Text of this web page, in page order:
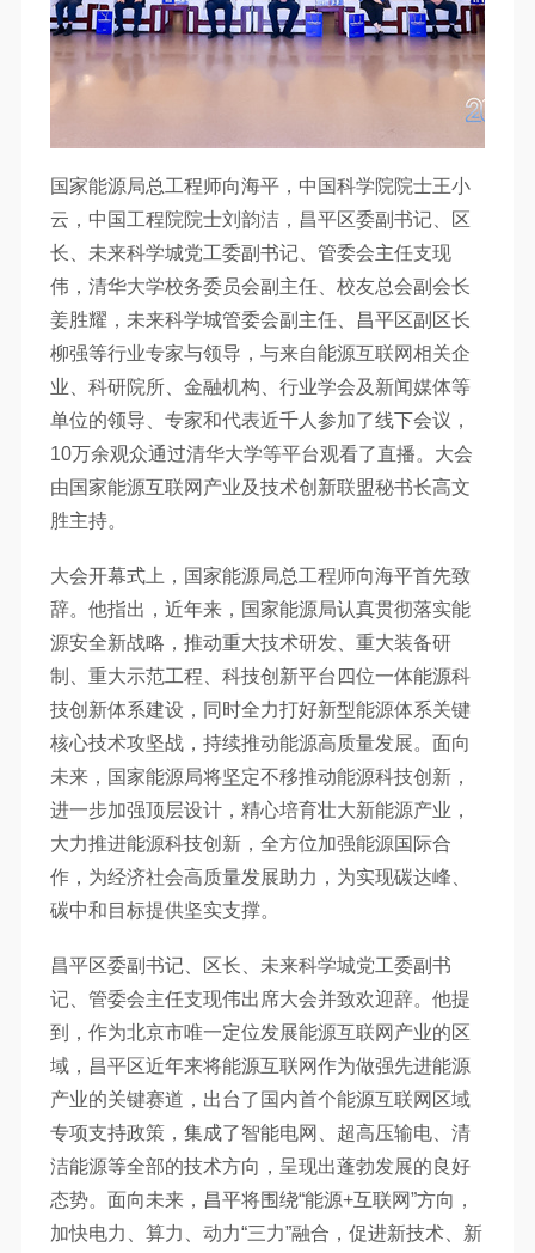
国家能源局总工程师向海平，中国科学院院士王小
云，中国工程院院士刘韵洁，昌平区委副书记、区
长、未来科学城党工委副书记、管委会主任支现
伟，清华大学校务委员会副主任、校友总会副会长
姜胜耀，未来科学城管委会副主任、昌平区副区长
柳强等行业专家与领导，与来自能源互联网相关企
业、科研院所、金融机构、行业学会及新闻媒体等
单位的领导、专家和代表近千人参加了线下会议，
10万余观众通过清华大学等平台观看了直播。大会
由国家能源互联网产业及技术创新联盟秘书长高文
胜主持。
大会开幕式上，国家能源局总工程师向海平首先致
辞。他指出，近年来，国家能源局认真贯彻落实能
源安全新战略，推动重大技术研发、重大装备研
制、重大示范工程、科技创新平台四位一体能源科
技创新体系建设，同时全力打好新型能源体系关键
核心技术攻坚战，持续推动能源高质量发展。面向
未来，国家能源局将坚定不移推动能源科技创新，
进一步加强顶层设计，精心培育壮大新能源产业，
大力推进能源科技创新，全方位加强能源国际合
作，为经济社会高质量发展助力，为实现碳达峰、
碳中和目标提供坚实支撑。
昌平区委副书记、区长、未来科学城党工委副书
记、管委会主任支现伟出席大会并致欢迎辞。他提
到，作为北京市唯一定位发展能源互联网产业的区
域，昌平区近年来将能源互联网作为做强先进能源
产业的关键赛道，出台了国内首个能源互联网区域
专项支持政策，集成了智能电网、超高压输电、清
洁能源等全部的技术方向，呈现出蓬勃发展的良好
态势。面向未来，昌平将围绕“能源+互联网”方向，
加快电力、算力、动力“三力”融合，促进新技术、新